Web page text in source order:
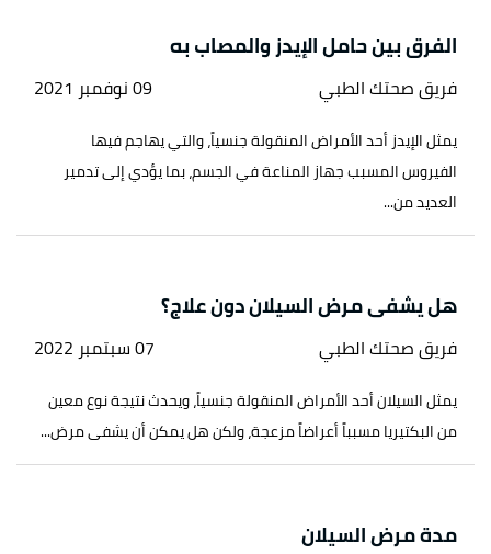
الفرق بين حامل الإيدز والمصاب به
فريق صحتك الطبي 09 نوفمبر 2021
يمثل الإيدز أحد الأمراض المنقولة جنسياً، والتي يهاجم فيها
الفيروس المسبب جهاز المناعة في الجسم، بما يؤدي إلى تدمير
العديد من...
هل يشفى مرض السيلان دون علاج؟
فريق صحتك الطبي 07 سبتمبر 2022
يمثل السيلان أحد الأمراض المنقولة جنسياً، ويحدث نتيجة نوع معين
من البكتيريا مسبباً أعراضاً مزعجة، ولكن هل يمكن أن يشفى مرض...
مدة مرض السيلان